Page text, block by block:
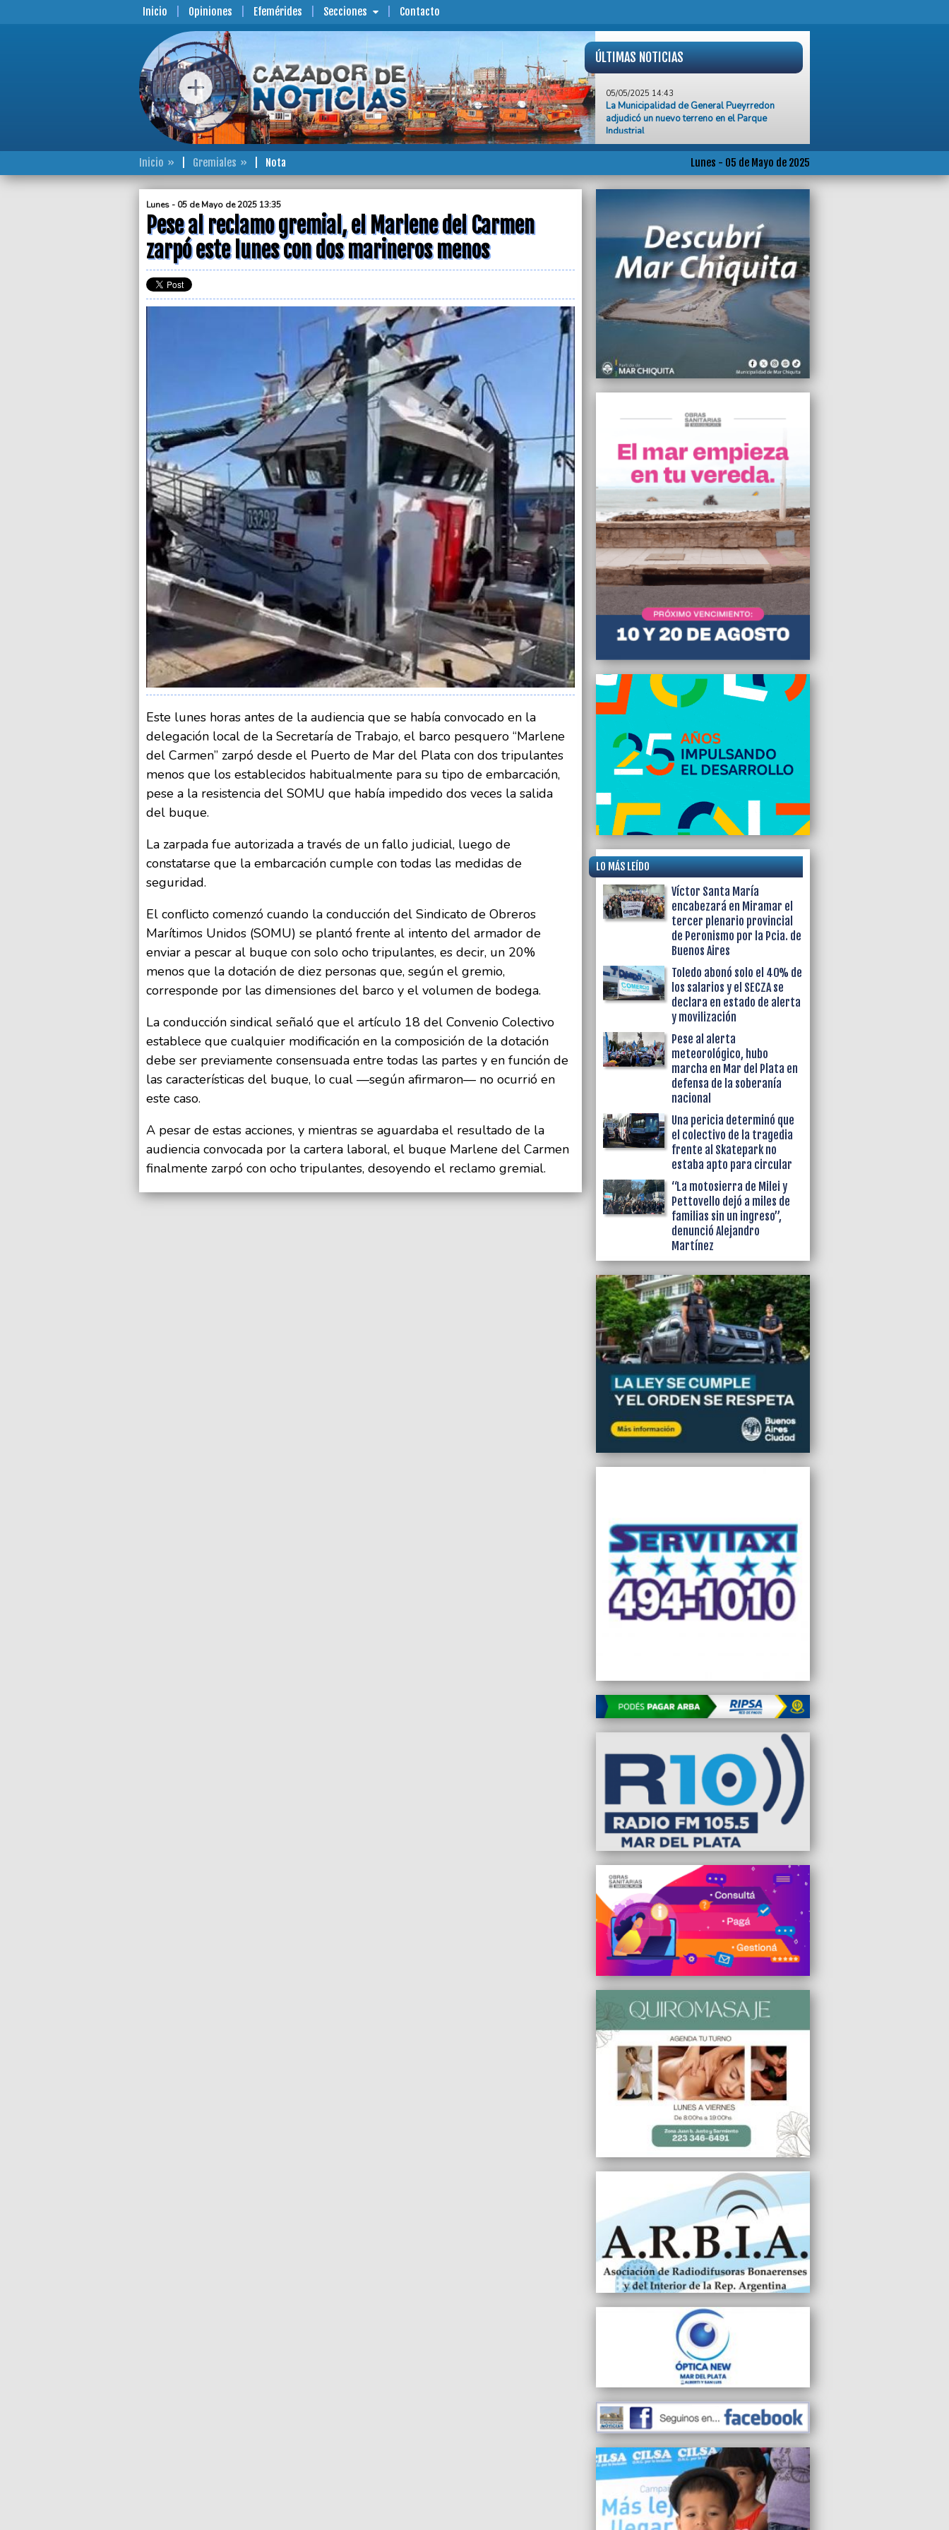
Inicio Opiniones Efemérides Secciones Contacto
ÚLTIMAS NOTICIAS
La Municipalidad de General Pueyrredon
adjudicó un nuevo terreno en el Parque
Industrial
Pica entre libertarios y radicales por un
proyecto para nombrar una calle Papa
Francisco
octavo piso no reveló lesiones previas
05/05/2025 13:35
Pese al reclamo gremial, el Marlene del
Carmen zarpó este lunes con dos marineros
05/05/2025 12:35
Murió Luis Galván, campeón del mundo con la
05/05/2025 12:31
“La privatización de la UT de Chapadmalal es
un negocio multimillonario para algún amigo
Susto por una fuga de gas en Salta entre la Av.
Libertad y Maipú
05/05/2025 06:13
El Papa Francisco donó el papamóvil para
transformarlo en una clínica para niños de
Gaza
05/05/2025 05:59
Vecinos autoconvocados marcharán este
martes en Necochea para exigir medidas
urgentes ante la inseguridad
05/05/2025 05:59
Los padres de Milei veranearon en el
complejo de Chapadmalal que su hijo quiere
Lunes - 05 de Mayo de 2025
Inicio Gremiales Nota
Lunes - 05 de Mayo de 2025 13:35
Pese al reclamo gremial, el Marlene del Carmen
zarpó este lunes con dos marineros menos
Este lunes horas antes de la audiencia que se había convocado en la
delegación local de la Secretaría de Trabajo, el barco pesquero “Marlene
del Carmen” zarpó desde el Puerto de Mar del Plata con dos tripulantes
menos que los establecidos habitualmente para su tipo de embarcación,
pese a la resistencia del SOMU que había impedido dos veces la salida
del buque.
La zarpada fue autorizada a través de un fallo judicial, luego de
constatarse que la embarcación cumple con todas las medidas de
seguridad.
El conflicto comenzó cuando la conducción del Sindicato de Obreros
Marítimos Unidos (SOMU) se plantó frente al intento del armador de
enviar a pescar al buque con solo ocho tripulantes, es decir, un 20%
menos que la dotación de diez personas que, según el gremio,
corresponde por las dimensiones del barco y el volumen de bodega.
La conducción sindical señaló que el artículo 18 del Convenio Colectivo
establece que cualquier modificación en la composición de la dotación
debe ser previamente consensuada entre todas las partes y en función de
las características del buque, lo cual —según afirmaron— no ocurrió en
este caso.
A pesar de estas acciones, y mientras se aguardaba el resultado de la
audiencia convocada por la cartera laboral, el buque Marlene del Carmen
finalmente zarpó con ocho tripulantes, desoyendo el reclamo gremial.
LO MÁS LEÍDO
Víctor Santa María
encabezará en Miramar el
tercer plenario provincial
de Peronismo por la Pcia. de
Buenos Aires
Toledo abonó solo el 40% de
los salarios y el SECZA se
declara en estado de alerta
y movilización
Pese al alerta
meteorológico, hubo
marcha en Mar del Plata en
defensa de la soberanía
nacional
Una pericia determinó que
el colectivo de la tragedia
frente al Skatepark no
estaba apto para circular
“La motosierra de Milei y
Pettovello dejó a miles de
familias sin un ingreso”,
denunció Alejandro
Martínez